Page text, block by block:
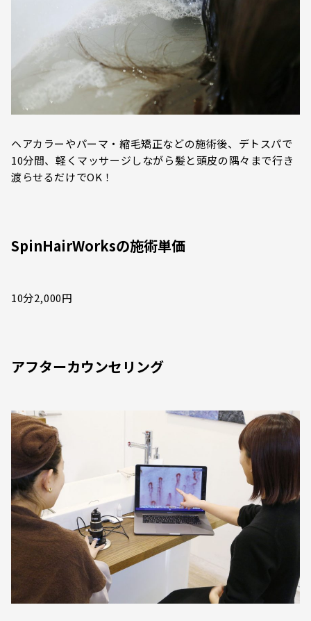
ヘアカラーやパーマ・縮毛矯正などの施術後、デトスパで
10分間、軽くマッサージしながら髪と頭皮の隅々まで行き
渡らせるだけでOK！
SpinHairWorksの施術単価
10分2,000円
アフターカウンセリング